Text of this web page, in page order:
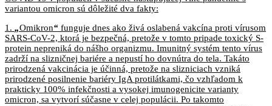
variantou omicron sú dôležité dva fakty:
1. „Omikron“ funguje dnes ako živá oslabená vakcína proti vírusom
SARS-CoV-2, ktorá je bezpečná, pretože v tomto pripade toxický S-
protein nepreniká do nášho organizmu. Imunitný systém tento vírus
zadrží na slizničnej bariére a nepustí ho dovnútra do tela. Takáto
prirodzená vakcinácia je účinná, pretože na slizniciach vzniká
prirodzené posilnenie bariéry IgA protilátkami, čo vzhľadom k
prakticky 100% infekčnosti a vysokej imunogenicite varianty
omicron, sa vytvorí súčasne v celej populácii. Po takomto